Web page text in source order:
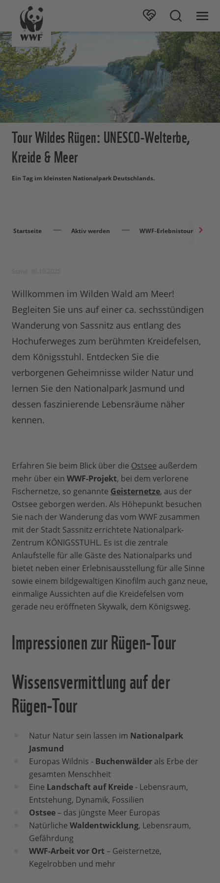
Tour Wildes Rügen: UNESCO-Welterbe,
Kreide & Meer
Ein Tag im kleinsten Nationalpark Deutschlands.
Startseite Aktiv werden WWF-Erlebnistouren
Willkommen im Wilden Wald am Meer!
Begleiten Sie uns auf einer ca. sechsstündigen
Wanderung von Sassnitz aus entlang des
Hochuferweges zum berühmten Kreidefelsen,
dem Königsstuhl. Entdecken Sie die
verborgenen Geheimnisse wilder Natur und
lernen Sie den Nationalpark Jasmund und
dessen faszinierende Lebensräume näher
kennen.
Erfahren Sie beim Blick über die Ostsee außerdem
mehr über ein WWF-Projekt, bei dem verlorene
Fischernetze, so genannte Geisternetze, aus der
Ostsee geborgen werden. Als Höhepunkt besuchen
Sie nach der Wanderung das vom WWF zusammen
mit der Stadt Sassnitz errichtete Nationalpark-
Zentrum KÖNIGSSTUHL. Es ist die zentrale
Anlaufstelle für alle Gäste des Nationalparks und
bietet neben einer Erlebnisausstellung für alle Sinne
sowie einem bildgewaltigen Kinofilm auch ganz neue,
einmalige Aussichten auf die Kreidefelsen vom
gerade neu eröffneten Skywalk, dem Königsweg.
Impressionen zur Rügen-Tour
Wissensvermittlung auf der
Rügen-Tour
Natur Natur sein lassen im Nationalpark
Jasmund
Europas Wildnis - Buchenwälder als Erbe der
gesamten Menschheit
Eine Landschaft auf Kreide- Lebensraum,
Entstehung, Dynamik, Fossilien
Ostsee– das jüngste Meer Europas
Natürliche Waldentwicklung, Lebensraum,
Gefährdung
WWF-Arbeit vor Ort– Geisternetze,
Kegelrobben und mehr